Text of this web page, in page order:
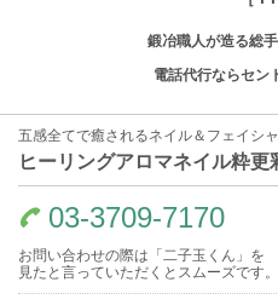
鍛冶職人が造る総
電話代行ならセン
五感全てで癒されるネイル＆フェイシ
ヒーリングアロマネイル粋
03-3709-7170
お問い合わせの際は「二子玉くん」を
見たと言っていただくとスムーズです。